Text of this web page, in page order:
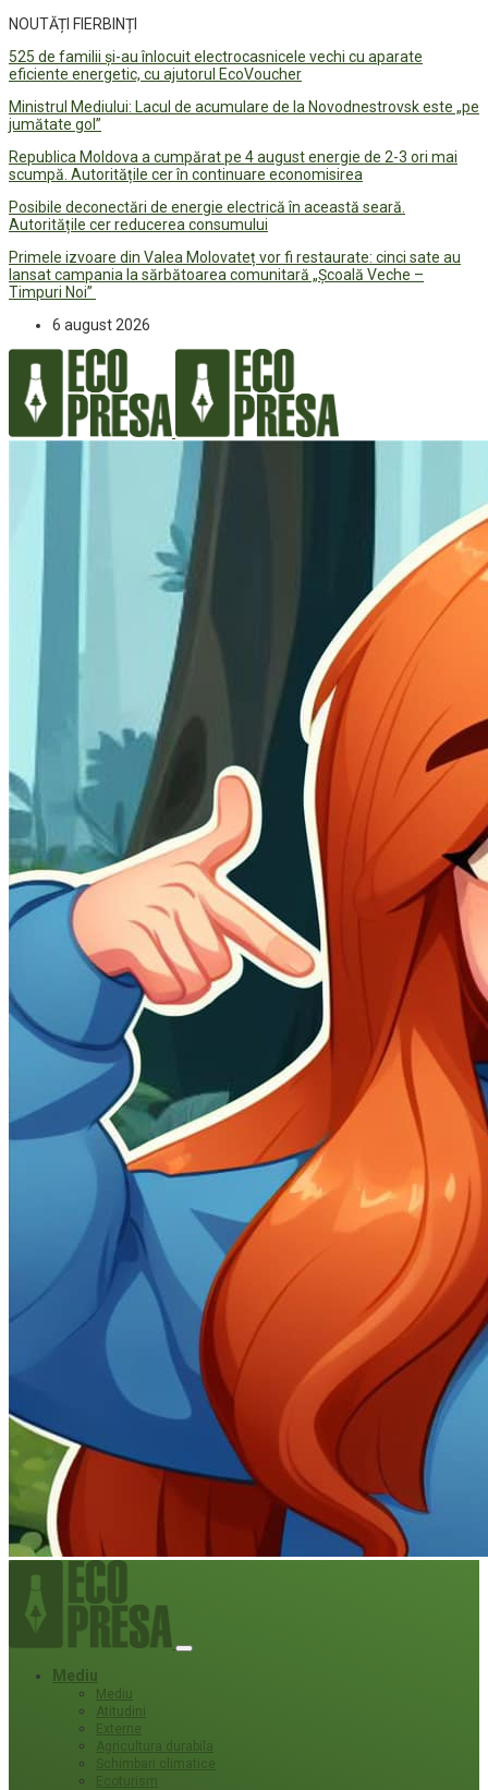
NOUTĂȚI FIERBINȚI
525 de familii și-au înlocuit electrocasnicele vechi cu aparate
eficiente energetic, cu ajutorul EcoVoucher
Ministrul Mediului: Lacul de acumulare de la Novodnestrovsk este „pe
jumătate gol”
Republica Moldova a cumpărat pe 4 august energie de 2-3 ori mai
scumpă. Autoritățile cer în continuare economisirea
Posibile deconectări de energie electrică în această seară.
Autoritățile cer reducerea consumului
Primele izvoare din Valea Molovateț vor fi restaurate: cinci sate au
lansat campania la sărbătoarea comunitară „Școală Veche –
Timpuri Noi”
6 august 2026
Mediu
Mediu
Atitudini
Externe
Agricultura durabila
Schimbari climatice
Ecoturism